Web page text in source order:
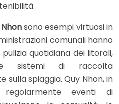
sono esempi virtuosi in
comunali hanno
quotidiana dei litorali,
sistemi di raccolta
spiaggia. Quy Nhon, in
regolarmente eventi di